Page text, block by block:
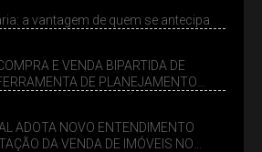
a vantagem de quem se antecipa
E VENDA BIPARTIDA DE
DE PLANEJAMENTO
ADOTA NOVO ENTENDIMENTO
DA VENDA DE IMÓVEIS NO